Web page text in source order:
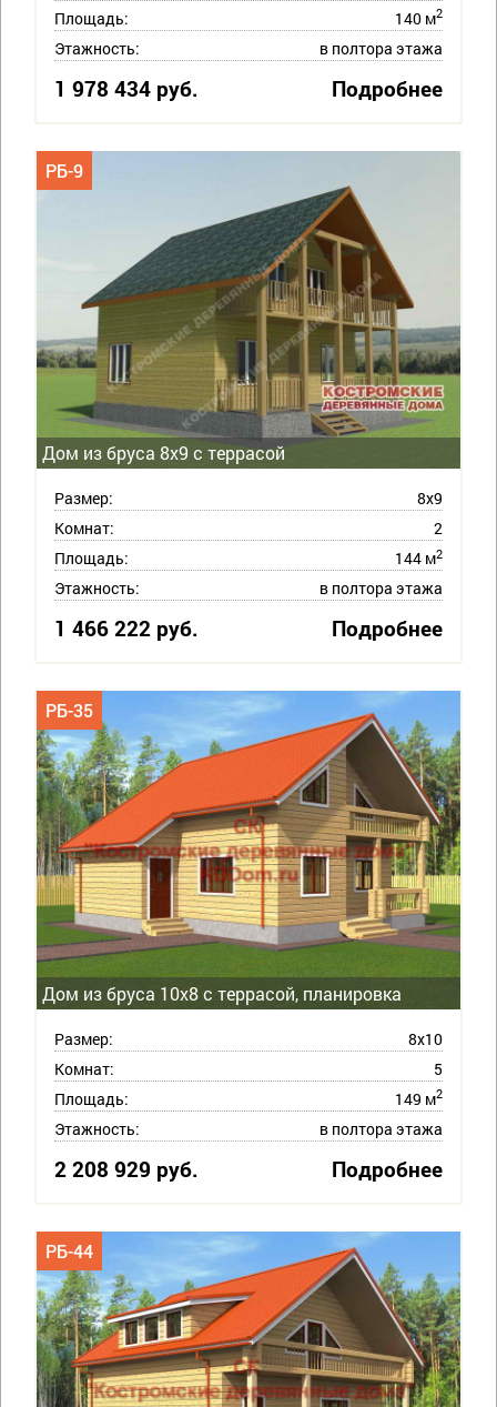
Площадь:
140 м2
Этажность: в полтора этажа
1 978 434 руб. Подробнее
Дом из бруса 8х9 с террасой
РБ-9
Размер:
8х9
Комнат:
2
Площадь:
144 м2
Этажность: в полтора этажа
1 466 222 руб. Подробнее
Дом из бруса 10х8 с террасой, планировка
РБ-35
Размер:
8х10
Комнат:
5
Площадь:
149 м2
Этажность: в полтора этажа
2 208 929 руб. Подробнее
РБ-44